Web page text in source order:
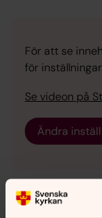
För att se
för inställningar.
Se videon på
Ändra